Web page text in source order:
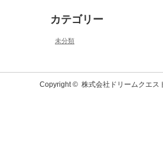
カテゴリー
未分類
Copyright © 株式会社ドリームクエ